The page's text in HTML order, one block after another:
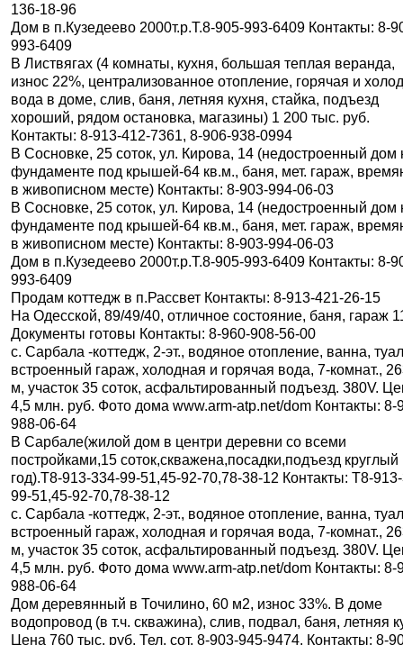
136-18-96
Дом в п.Кузедеево 2000т.р.Т.8-905-993-6409 Контакты: 8-
993-6409
В Листвягах (4 комнаты, кухня, большая теплая веранда,
износ 22%, централизованное отопление, горячая и
вода в доме, слив, баня, летняя кухня, стайка, подъезд
хороший, рядом остановка, магазины) 1 200 тыс. руб.
Контакты: 8-913-412-7361, 8-906-938-0994
В Сосновке, 25 соток, ул. Кирова, 14 (недостроенный дом
фундаменте под крышей-64 кв.м., баня, мет. гараж,
в живописном месте) Контакты: 8-903-994-06-03
В Сосновке, 25 соток, ул. Кирова, 14 (недостроенный дом
фундаменте под крышей-64 кв.м., баня, мет. гараж,
в живописном месте) Контакты: 8-903-994-06-03
Дом в п.Кузедеево 2000т.р.Т.8-905-993-6409 Контакты: 8-
993-6409
Продам коттедж в п.Рассвет Контакты: 8-913-421-26-15
На Одесской, 89/49/40, отличное состояние, баня, гараж
Документы готовы Контакты: 8-960-908-56-00
c. Сарбала -коттедж, 2-эт., водяное отопление, ванна,
встроенный гараж, холодная и горячая вода, 7-комнат.,
м, участок 35 соток, асфальтированный подъезд. 380V.
4,5 млн. руб. Фото дома www.arm-atp.net/dom Контакты: 8-
988-06-64
В Сарбале(жилой дом в центри деревни со всеми
постройками,15 соток,скважена,посадки,подъезд круглый
год).Т8-913-334-99-51,45-92-70,78-38-12 Контакты: Т8-
99-51,45-92-70,78-38-12
c. Сарбала -коттедж, 2-эт., водяное отопление, ванна,
встроенный гараж, холодная и горячая вода, 7-комнат.,
м, участок 35 соток, асфальтированный подъезд. 380V.
4,5 млн. руб. Фото дома www.arm-atp.net/dom Контакты: 8-
988-06-64
Дом деревянный в Точилино, 60 м2, износ 33%. В доме
водопровод (в т.ч. скважина), слив, подвал, баня, летняя
Цена 760 тыс. руб. Тел. сот. 8-903-945-9474. Контакты: 8-